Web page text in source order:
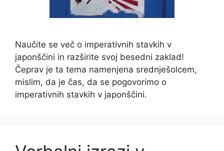
Naučite se več o imperativnih stavkih v
japonščini in razširite svoj besedni zaklad!
Čeprav je ta tema namenjena srednješolcem,
mislim, da je čas, da se pogovorimo o
imperativnih stavkih v japonščini.